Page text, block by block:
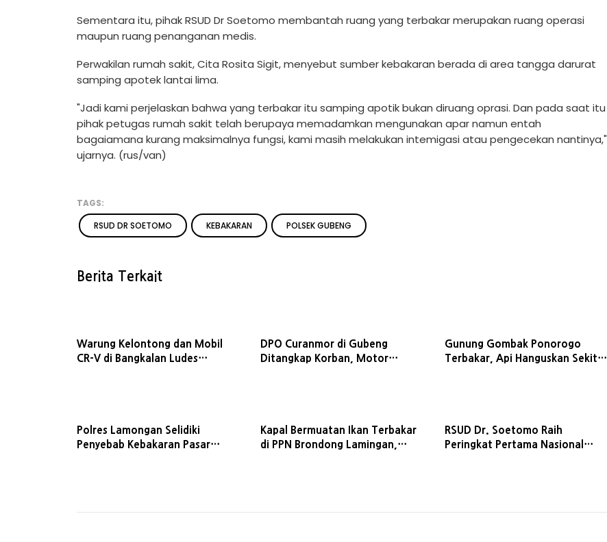
Sementara itu, pihak RSUD Dr Soetomo membantah ruang yang terbakar merupakan ruang operasi
maupun ruang penanganan medis.
Perwakilan rumah sakit, Cita Rosita Sigit, menyebut sumber kebakaran berada di area tangga darurat
samping apotek lantai lima.
"Jadi kami perjelaskan bahwa yang terbakar itu samping apotik bukan diruang oprasi. Dan pada saat itu
pihak petugas rumah sakit telah berupaya memadamkan mengunakan apar namun entah
bagaiamana kurang maksimalnya fungsi, kami masih melakukan intemigasi atau pengecekan nantinya,"
ujarnya. (rus/van)
TAGS:
RSUD DR SOETOMO
KEBAKARAN POLSEK GUBENG
Berita Terkait
Warung Kelontong dan Mobil
CR-V di Bangkalan Ludes
DPO Curanmor di Gubeng
Ditangkap Korban, Motor
Gunung Gombak Ponorogo
Terbakar, Api Hanguskan Sekitar
Polres Lamongan Selidiki
Penyebab Kebakaran Pasar
Kapal Bermuatan Ikan Terbakar
di PPN Brondong Lamingan,
RSUD Dr. Soetomo Raih
Peringkat Pertama Nasional